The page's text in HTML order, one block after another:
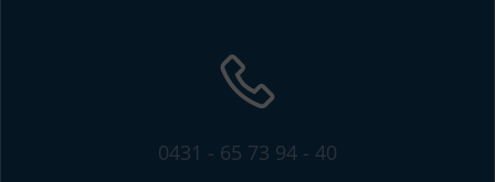
0431 - 65 73 94 - 40